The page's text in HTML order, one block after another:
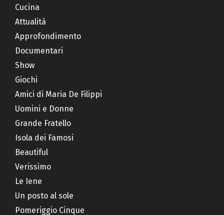
Cucina
Attualità
Approfondimento
Documentari
Show
Giochi
Amici di Maria De Filippi
Uomini e Donne
Grande Fratello
Isola dei Famosi
Beautiful
Verissimo
Le Iene
Un posto al sole
Pomeriggio Cinque